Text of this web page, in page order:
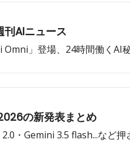
AIニュース
」登場、24時間働くAI
の新発表まとめ
・Gemini 3.5 flash...など